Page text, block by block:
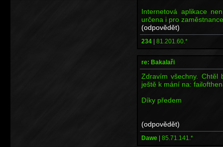
Internetová aplikace
určena i pro
(odpovědět)
234 | 81.201.60.*
re: Bakalaři
Zdravím všechny. Chtěl
ještě k mání na:
Díky předem
(odpovědět)
Dawe | 85.71.141.*